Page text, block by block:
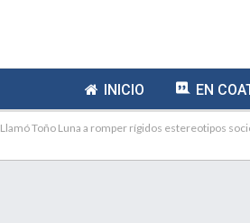
INICIO EN
Llamó Toño Luna a romper rígidos estereotipos